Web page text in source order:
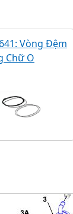
Vòng Đệm
Chữ O